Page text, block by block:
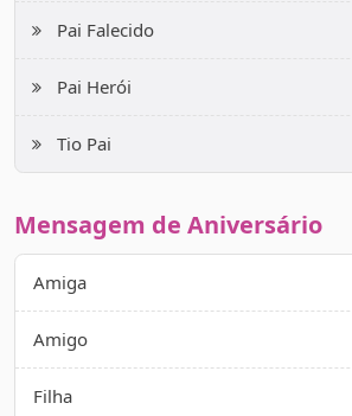
Pai Falecido
Pai Herói
Tio Pai
Mensagem de Aniversário
Amiga
Amigo
Filha